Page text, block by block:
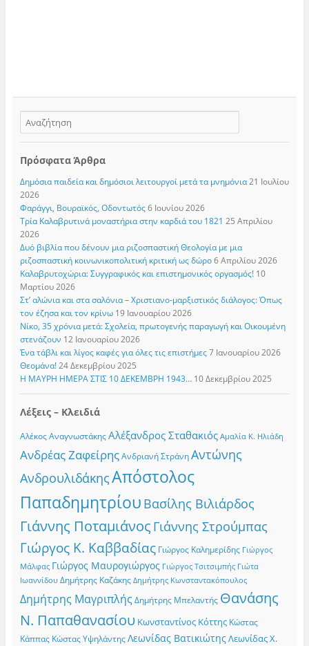
Πρόσφατα Άρθρα
Δημόσια παιδεία και δημόσιοι λειτουργοί μετά τα μνημόνια 21 Ιουλίου
2026
Φαράγγι, Βουραϊκός, Οδοντωτός 6 Ιουνίου 2026
Τρία Καλαβρυτινά μοναστήρια στην καρδιά του 1821 25 Απριλίου
2026
Δυό βιβλία που δένουν μια ριζοσπαστική Θεολογία με μια
ριζοσπαστική κοινωνικοπολιτική κριτική ως δώρο 6 Απριλίου 2026
Καλαβρυτοχώρια: Συγγραφικός και επιστημονικός οργασμός! 10
Μαρτίου 2026
Στ’ αλώνια και στα σαλόνια – Χριστιανο-μαρξιστικός διάλογος: Όπως
τον έζησα και τον κρίνω 19 Ιανουαρίου 2026
Νίκο, 35 χρόνια μετά: Σχολεία, πρωτογενής παραγωγή και Οικουμένη
στενάζουν 12 Ιανουαρίου 2026
Ένα τάβλι και λίγος καφές για όλες τις επιστήμες 7 Ιανουαρίου 2026
Θεομάνα! 24 Δεκεμβρίου 2025
Η ΜΑΥΡΗ ΗΜΕΡΑ ΣΤΙΣ 10 ΔΕΚΕΜΒΡΗ 1943… 10 Δεκεμβρίου 2025
Λέξεις – Κλειδιά
Αλέκος Αναγνωστάκης Αλέξανδρος Σταθακιός Αμαλία Κ. Ηλιάδη
Ανδρέας Ζαφείρης Ανδριανή Στράνη Αντώνης
ΑνδρουλιδάκηςΑπόστολος
Παπαδημητρίου Βασίλης Βιλιάρδος
Γιάννης Ποταμιάνος Γιάννης Στρούμπας
Γιώργος Κ. Καββαδίας Γιώργος Καλημερίδης Γιώργος
Μάλφας Γιώργος Μαυρογιώργος Γιώργος Τσιτσιμπής Γιώτα
Ιωαννίδου Δημήτρης Καζάκης Δημήτρης Κωνσταντακόπουλος
Δημήτρης Μαγριπλής Δημήτρης Μπελαντής Θανάσης
Ν. Παπαθανασίου Κωνσταντίνος Κόττης Κώστας
Κάππας Κώστας Υψηλάντης Λεωνίδας ΒατικιώτηςΛεωνίδας Χ.